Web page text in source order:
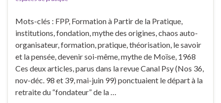
Mots-clés : FPP, Formation à Partir de la Pratique,
institutions, fondation, mythe des origines, chaos auto-
organisateur, formation, pratique, théorisation, le savoir
et la pensée, devenir soi-même, mythe de Moïse, 1968
Ces deux articles, parus dans la revue Canal Psy (Nos 36,
nov-déc. 98 et 39, mai-juin 99) ponctuaient le départ à la
retraite du “fondateur” de la …